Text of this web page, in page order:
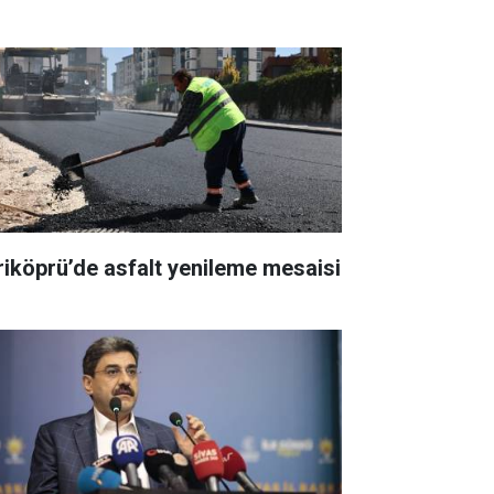
asfalt yenileme mesaisi